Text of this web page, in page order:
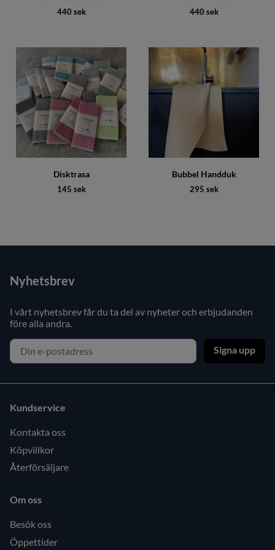
440 sek 440 sek
Disktrasa
145 sek
Bubbel Handduk
295 sek
Nyhetsbrev
I vårt nyhetsbrev får du ta del av nyheter och erbjudanden
före alla andra.
Signa upp
Kundservice
Kontakta oss
Köpvillkor
Återförsäljare
Om oss
Besök oss
Öppettider